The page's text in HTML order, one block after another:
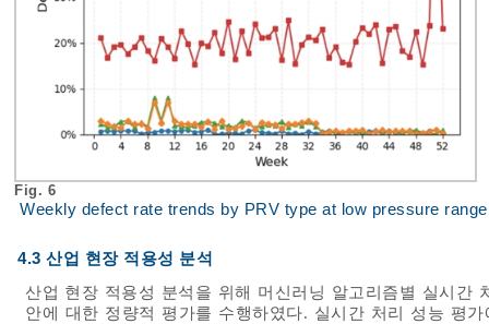
Fig. 6
Weekly defect rate trends by PRV type at low pressure range
4.3 산업 현장 적용성 분석
산업 현장 적용성 분석을 위해 머신러닝 알고리즘별 실시간
안에 대한 정량적 평가를 수행하였다. 실시간 처리 성능 평